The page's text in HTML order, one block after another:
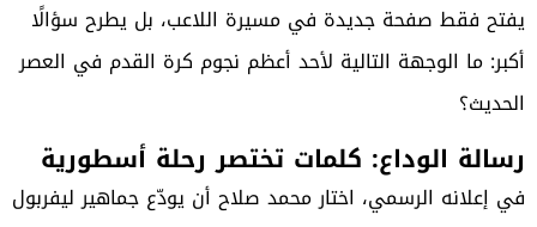
يفتح فقط صفحة جديدة في مسيرة اللاعب، بل يطرح سؤالًا
أكبر: ما الوجهة التالية لأحد أعظم نجوم كرة القدم في العصر
الحديث؟
رسالة الوداع: كلمات تختصر رحلة أسطورية
في إعلانه الرسمي، اختار محمد صلاح أن يودّع جماهير ليفربول